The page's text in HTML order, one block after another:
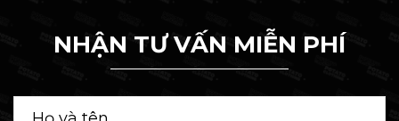
NHẬN TƯ VẤN MIỄN PHÍ